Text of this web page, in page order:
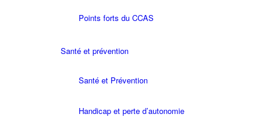
Points forts du CCAS
Santé et prévention
Santé et Prévention
Handicap et perte d’autonomie